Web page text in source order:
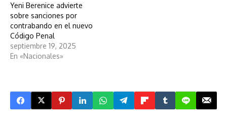
Yeni Berenice advierte
sobre sanciones por
contrabando en el nuevo
Código Penal
septiembre 19, 2025
En «Nacionales»